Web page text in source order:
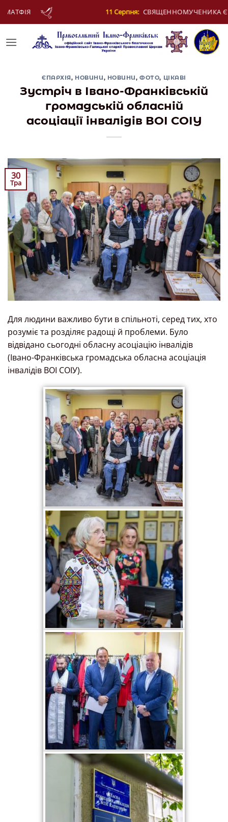
СВЯЩЕННОМУЧЕНИКА ЄВПЛА, АРХІДИЯКОНА
ЄПАРХІЯ, НОВИНИ, НОВИНИ,ФОТО, ЦІКАВІ
Зустріч в Івано-Франківській
громадській обласній
асоціації інвалідів ВОІ СОІУ
30
Тра
Для людини важливо бути в спільноті, серед тих, хто
розуміє та розділяє радощі й проблеми. Було
відвідано сьогодні обласну асоціацію інвалідів
(Івано-Франківська громадська обласна асоціація
інвалідів ВОІ СОІУ).